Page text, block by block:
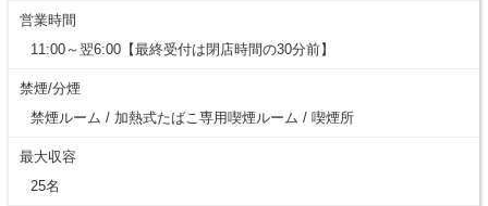
営業時間
11:00～翌6:00【最終受付は閉店時間の30分前】
禁煙/分煙
禁煙ルーム / 加熱式たばこ専用喫煙ルーム / 喫煙所
最大収容
25名